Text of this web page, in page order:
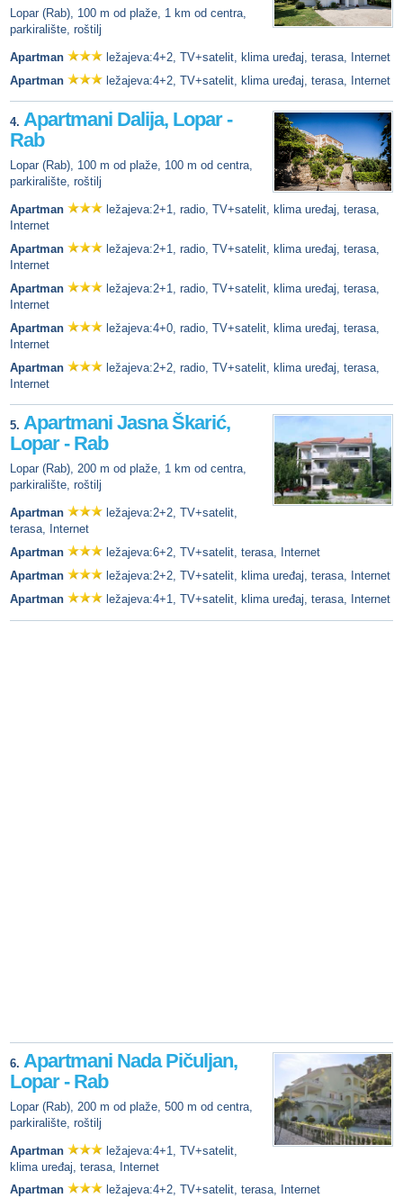
Lopar (Rab), 100 m od plaže, 1 km od centra,
parkiralište, roštilj
Apartman
ležajeva:4+2, TV+satelit, klima uređaj, terasa, Internet
Apartman
ležajeva:4+2, TV+satelit, klima uređaj, terasa, Internet
4. Apartmani Dalija, Lopar -
Rab
Lopar (Rab), 100 m od plaže, 100 m od centra,
parkiralište, roštilj
Apartman
ležajeva:2+1, radio, TV+satelit, klima uređaj, terasa,
Internet
Apartman
ležajeva:2+1, radio, TV+satelit, klima uređaj, terasa,
Internet
Apartman
ležajeva:2+1, radio, TV+satelit, klima uređaj, terasa,
Internet
Apartman
ležajeva:4+0, radio, TV+satelit, klima uređaj, terasa,
Internet
Apartman
ležajeva:2+2, radio, TV+satelit, klima uređaj, terasa,
Internet
5. Apartmani Jasna Škarić,
Lopar - Rab
Lopar (Rab), 200 m od plaže, 1 km od centra,
parkiralište, roštilj
Apartman
ležajeva:2+2, TV+satelit,
terasa, Internet
Apartman
ležajeva:6+2, TV+satelit, terasa, Internet
Apartman
ležajeva:2+2, TV+satelit, klima uređaj, terasa, Internet
Apartman
ležajeva:4+1, TV+satelit, klima uređaj, terasa, Internet
6. Apartmani Nada Pičuljan,
Lopar - Rab
Lopar (Rab), 200 m od plaže, 500 m od centra,
parkiralište, roštilj
Apartman
ležajeva:4+1, TV+satelit,
klima uređaj, terasa, Internet
Apartman
ležajeva:4+2, TV+satelit, terasa, Internet